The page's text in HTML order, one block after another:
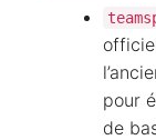
pour
de